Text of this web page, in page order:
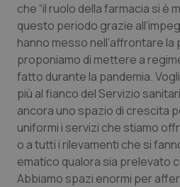
Molise
Piemonte
Provincia Autonoma di
Provincia Autonoma di
Puglia
Epatiti
HIV
Infezioni & Febbre
Ipertensione &
Malattie rare
che “il ruolo della farmacia si è
questo periodo grazie
hanno messo nell’affrontare la
proponiamo di mettere a
fatto durante la pandemia.
più al fianco del Servizio
ancora uno spazio di crescita
uniformi i servizi che stiamo
o a tutti i rilevamenti che si
ematico qualora sia prelevato
Abbiamo spazi enormi per